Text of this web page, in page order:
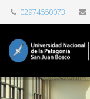
02974550073